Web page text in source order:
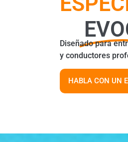
Diseñado para
y conductores
HABLA CON UN